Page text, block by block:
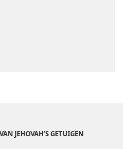
JEHOVAH’S GETUIGEN